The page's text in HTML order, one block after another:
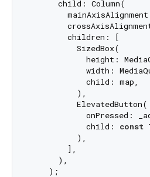
      child: Column(
        children: [
          SizedBox(
height:
width:
            child: map,
          ),
          ElevatedButton(
onPressed:
            child:
const
          ),
        ],
      ),
    );